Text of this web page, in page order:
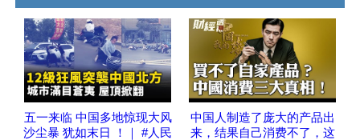
五一来临 中国多地惊现大风
沙尘暴 犹如末日 ！｜ #人民
中国人制造了庞大的产品出
来，结果自己消费不了，这